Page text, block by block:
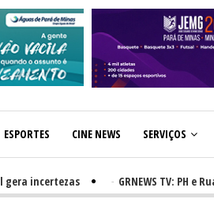
ESPORTES CINE NEWS SERVIÇOS
- GRNEWS TV: PH e Ruan